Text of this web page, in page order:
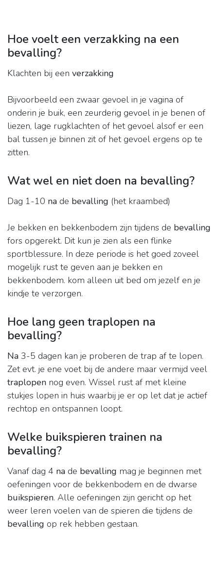
Hoe voelt een verzakking na een
bevalling?
Klachten bij een verzakking
Bijvoorbeeld een zwaar gevoel in je vagina of
onderin je buik, een zeurderig gevoel in je benen of
liezen, lage rugklachten of het gevoel alsof er een
bal tussen je binnen zit of het gevoel ergens op te
zitten.
Wat wel en niet doen na bevalling?
Dag 1-10 na de bevalling (het kraambed)
Je bekken en bekkenbodem zijn tijdens de bevalling
fors opgerekt. Dit kun je zien als een flinke
sportblessure. In deze periode is het goed zoveel
mogelijk rust te geven aan je bekken en
bekkenbodem. kom alleen uit bed om jezelf en je
kindje te verzorgen.
Hoe lang geen traplopen na
bevalling?
Na 3-5 dagen kan je proberen de trap af te lopen.
Zet evt. je ene voet bij de andere maar vermijd veel
traplopen nog even. Wissel rust af met kleine
stukjes lopen in huis waarbij je er op let dat je actief
rechtop en ontspannen loopt.
Welke buikspieren trainen na
bevalling?
Vanaf dag 4 na de bevalling mag je beginnen met
oefeningen voor de bekkenbodem en de dwarse
buikspieren. Alle oefeningen zijn gericht op het
weer leren voelen van de spieren die tijdens de
bevalling op rek hebben gestaan.